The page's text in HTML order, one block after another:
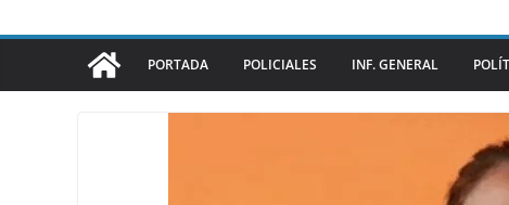
PORTADA POLICIALES INF. GENERAL